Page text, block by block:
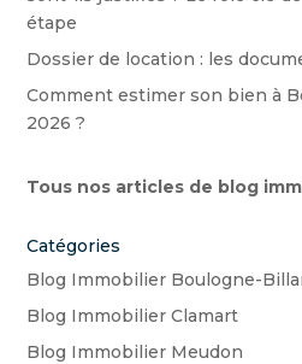
étape
Dossier de location : les
Comment estimer son bien à
2026 ?
Tous nos articles de blog
Catégories
Blog Immobilier Boulogne-
Blog Immobilier Clamart
Blog Immobilier Meudon